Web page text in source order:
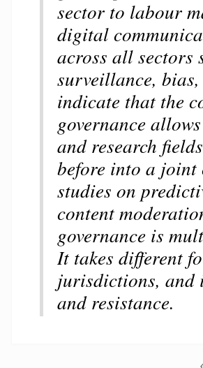
sector to labour
digital
across all sectors
surveillance,
indicate that the
governance
and research
before into a joint
studies on
content
governance is
It takes different
jurisdictions, and
and resistance.